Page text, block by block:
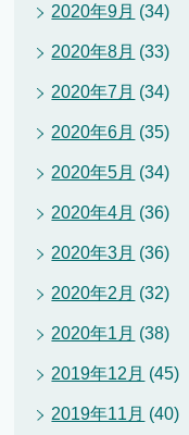
2020年9月 (34)
2020年8月 (33)
2020年7月 (34)
2020年6月 (35)
2020年5月 (34)
2020年4月 (36)
2020年3月 (36)
2020年2月 (32)
2020年1月 (38)
2019年12月 (45)
2019年11月 (40)